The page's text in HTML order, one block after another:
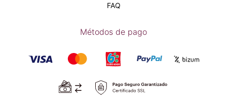
FAQ
Métodos de pago